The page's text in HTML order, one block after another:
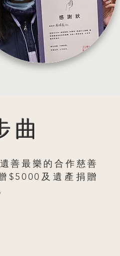
曲
善最樂的合作慈善
$5000及遺產捐贈